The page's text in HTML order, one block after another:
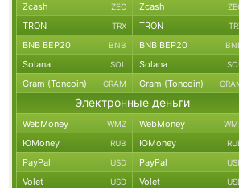
Zcash ZEC Zcash
TRON TRX TRON
BNB BEP20 BNB BNB BEP20
Solana SOL Solana SOL
Gram (Toncoin) GRAM Gram (Toncoin)
Электронные деньги
WebMoney WMZ WebMoney
ЮMoney RUB ЮMoney
PayPal USD PayPal
Volet USD Volet